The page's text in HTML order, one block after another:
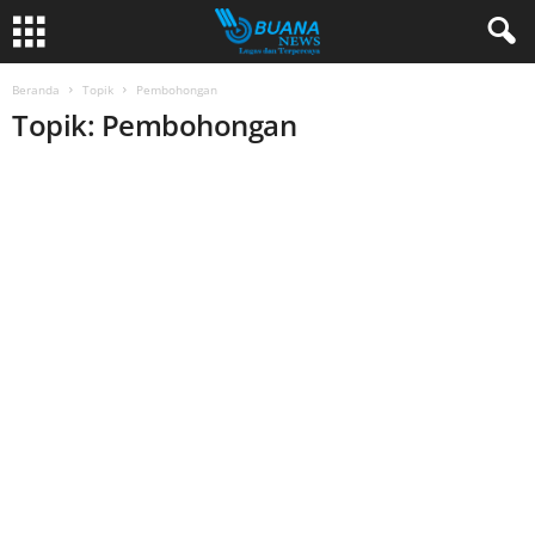
Beranda Topik Pembohongan
Topik: Pembohongan